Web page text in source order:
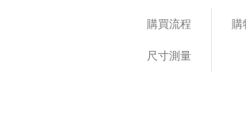
購買流程 購
尺寸測量